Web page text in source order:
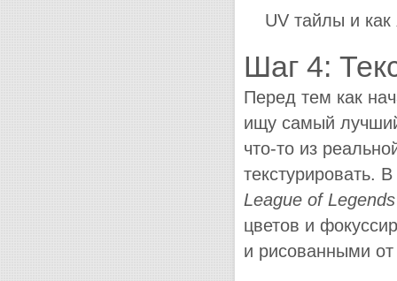
UV тайлы и
Шаг 4:
Перед тем как
ищу самый
что-то из
текстурировать.
League of Legends
цветов и
и рисованными от